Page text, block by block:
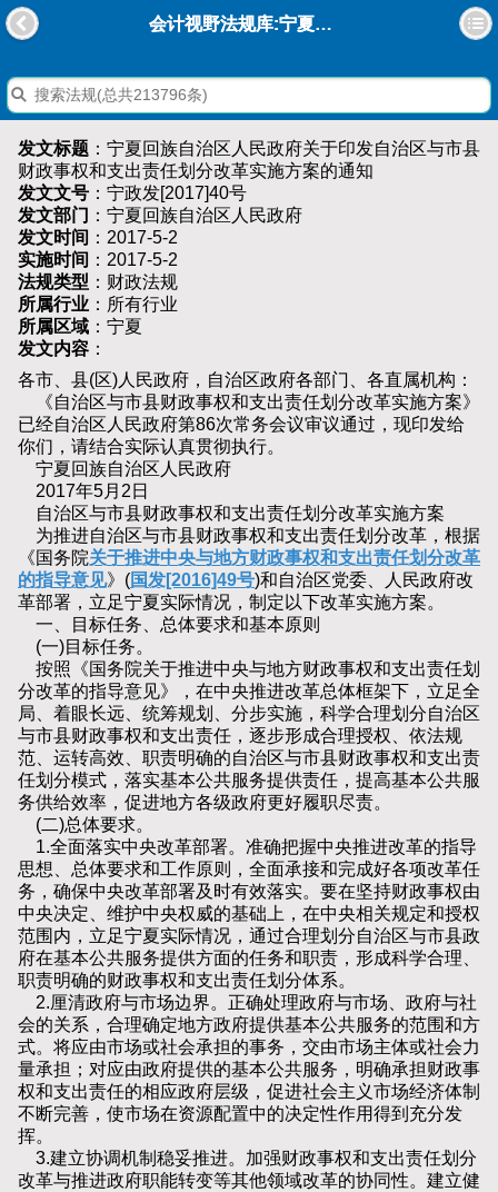
会计视野法规库:宁夏回族自治区人民政府关于印发自治区与市县财政事权和支出责任划分改革实施方案的通知
发文标题 ：宁夏回族自治区人民政府关于印发自治区与市县
财政事权和支出责任划分改革实施方案的通知
发文文号 ：宁政发[2017]40号
发文部门 ：宁夏回族自治区人民政府
发文时间 ：2017-5-2
实施时间 ：2017-5-2
法规类型 ：财政法规
所属行业 ：所有行业
所属区域 ：宁夏
发文内容 ：
各市、县(区)人民政府，自治区政府各部门、各直属机构：
《自治区与市县财政事权和支出责任划分改革实施方案》
已经自治区人民政府第86次常务会议审议通过，现印发给
你们，请结合实际认真贯彻执行。
宁夏回族自治区人民政府
2017年5月2日
自治区与市县财政事权和支出责任划分改革实施方案
为推进自治区与市县财政事权和支出责任划分改革，根据
《国务院关于推进中央与地方财政事权和支出责任划分改革
的指导意见》(国发[2016]49号)和自治区党委、人民政府改
革部署，立足宁夏实际情况，制定以下改革实施方案。
一、目标任务、总体要求和基本原则
(一)目标任务。
按照《国务院关于推进中央与地方财政事权和支出责任划
分改革的指导意见》，在中央推进改革总体框架下，立足全
局、着眼长远、统筹规划、分步实施，科学合理划分自治区
与市县财政事权和支出责任，逐步形成合理授权、依法规
范、运转高效、职责明确的自治区与市县财政事权和支出责
任划分模式，落实基本公共服务提供责任，提高基本公共服
务供给效率，促进地方各级政府更好履职尽责。
(二)总体要求。
1.全面落实中央改革部署。准确把握中央推进改革的指导
思想、总体要求和工作原则，全面承接和完成好各项改革任
务，确保中央改革部署及时有效落实。要在坚持财政事权由
中央决定、维护中央权威的基础上，在中央相关规定和授权
范围内，立足宁夏实际情况，通过合理划分自治区与市县政
府在基本公共服务提供方面的任务和职责，形成科学合理、
职责明确的财政事权和支出责任划分体系。
2.厘清政府与市场边界。正确处理政府与市场、政府与社
会的关系，合理确定地方政府提供基本公共服务的范围和方
式。将应由市场或社会承担的事务，交由市场主体或社会力
量承担；对应由政府提供的基本公共服务，明确承担财政事
权和支出责任的相应政府层级，促进社会主义市场经济体制
不断完善，使市场在资源配置中的决定性作用得到充分发
挥。
3.建立协调机制稳妥推进。加强财政事权和支出责任划分
改革与推进政府职能转变等其他领域改革的协同性。建立健